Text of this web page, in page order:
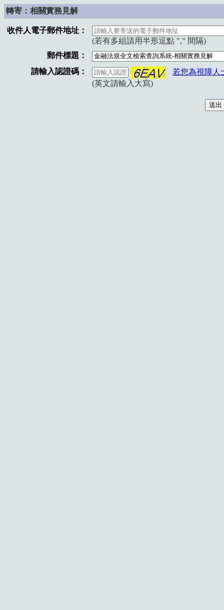
轉寄：相關實務見解
收件人電子郵件地址：
(若有多組請用半形逗點 "," 間隔)
郵件標題：
請輸入認證碼：
若您為視障人
(英文請輸入大寫)